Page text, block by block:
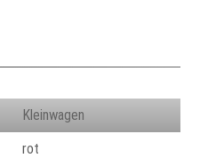
Kleinwagen
rot